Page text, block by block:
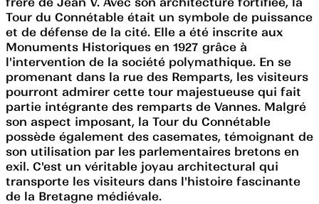
Tour du Connétable était un symbole de puissance
et de défense de la cité. Elle a été inscrite aux
Monuments Historiques en 1927 grâce à
l'intervention de la société polymathique. En se
promenant dans la rue des Remparts, les visiteurs
pourront admirer cette tour majestueuse qui fait
partie intégrante des remparts de Vannes. Malgré
son aspect imposant, la Tour du Connétable
possède également des casemates, témoignant de
son utilisation par les parlementaires bretons en
exil. C'est un véritable joyau architectural qui
transporte les visiteurs dans l'histoire fascinante
de la Bretagne médiévale.